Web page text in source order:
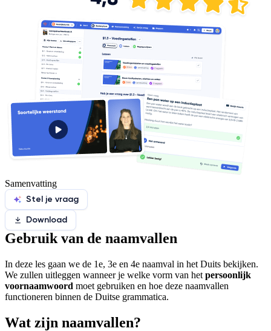
Samenvatting
Stel je vraag
Download
Gebruik van de naamvallen
In deze les gaan we de 1e, 3e en 4e naamval in het Duits bekijken.
We zullen uitleggen wanneer je welke vorm van het persoonlijk
voornaamwoord moet gebruiken en hoe deze naamvallen
functioneren binnen de Duitse grammatica.
Wat zijn naamvallen?